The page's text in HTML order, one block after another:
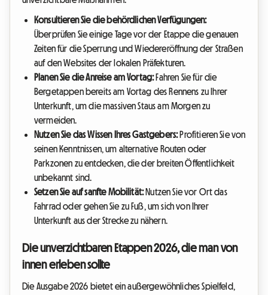
Konsultieren Sie die behördlichen Verfügungen:
Überprüfen Sie einige Tage vor der Etappe die genauen
Zeiten für die Sperrung und Wiedereröffnung der Straßen
auf den Websites der lokalen Präfekturen.
Planen Sie die Anreise am Vortag:Fahren Sie für die
Bergetappen bereits am Vortag des Rennens zu Ihrer
Unterkunft, um die massiven Staus am Morgen zu
vermeiden.
Nutzen Sie das Wissen Ihres Gastgebers:Profitieren Sie von
seinen Kenntnissen, um alternative Routen oder
Parkzonen zu entdecken, die der breiten Öffentlichkeit
unbekannt sind.
Setzen Sie auf sanfte Mobilität:Nutzen Sie vor Ort das
Fahrrad oder gehen Sie zu Fuß, um sich von Ihrer
Unterkunft aus der Strecke zu nähern.
Die unverzichtbaren Etappen 2026, die man von
innen erleben sollte
Die Ausgabe 2026 bietet ein außergewöhnliches Spielfeld,